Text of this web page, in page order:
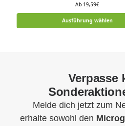
Ab 19,59€
Ausführung wählen
Verpasse
Melde dich jetzt zum
erhalte sowohl den